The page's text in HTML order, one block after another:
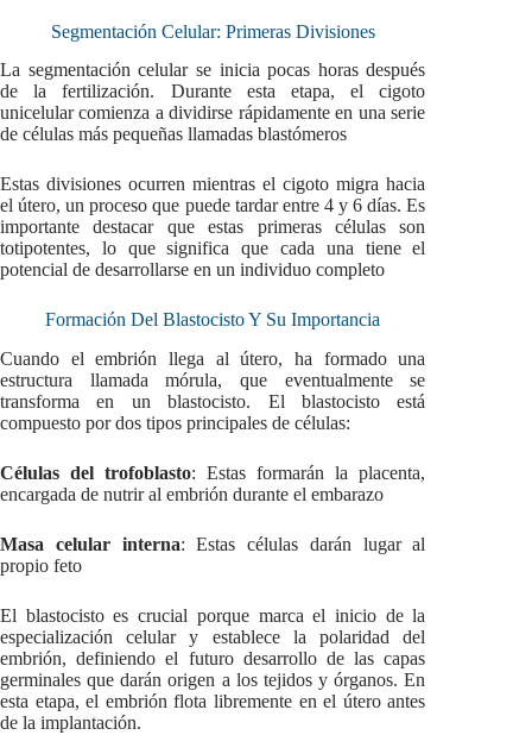
Segmentación Celular: Primeras Divisiones
La segmentación celular se inicia pocas horas después
de la fertilización. Durante esta etapa, el cigoto
unicelular comienza a dividirse rápidamente en una serie
de células más pequeñas llamadas blastómeros
Estas divisiones ocurren mientras el cigoto migra hacia
el útero, un proceso que puede tardar entre 4 y 6 días. Es
importante destacar que estas primeras células son
totipotentes, lo que significa que cada una tiene el
potencial de desarrollarse en un individuo completo
Formación Del Blastocisto Y Su Importancia
Cuando el embrión llega al útero, ha formado una
estructura llamada mórula, que eventualmente se
transforma en un blastocisto. El blastocisto está
compuesto por dos tipos principales de células:
Células del trofoblasto: Estas formarán la placenta,
encargada de nutrir al embrión durante el embarazo
Masa celular interna: Estas células darán lugar al
propio feto
El blastocisto es crucial porque marca el inicio de la
especialización celular y establece la polaridad del
embrión, definiendo el futuro desarrollo de las capas
germinales que darán origen a los tejidos y órganos. En
esta etapa, el embrión flota libremente en el útero antes
de la implantación.